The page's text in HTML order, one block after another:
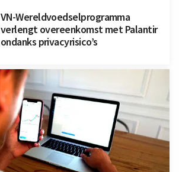
VN-Wereldvoedselprogramma
verlengt overeenkomst met Palantir
ondanks privacyrisico’s